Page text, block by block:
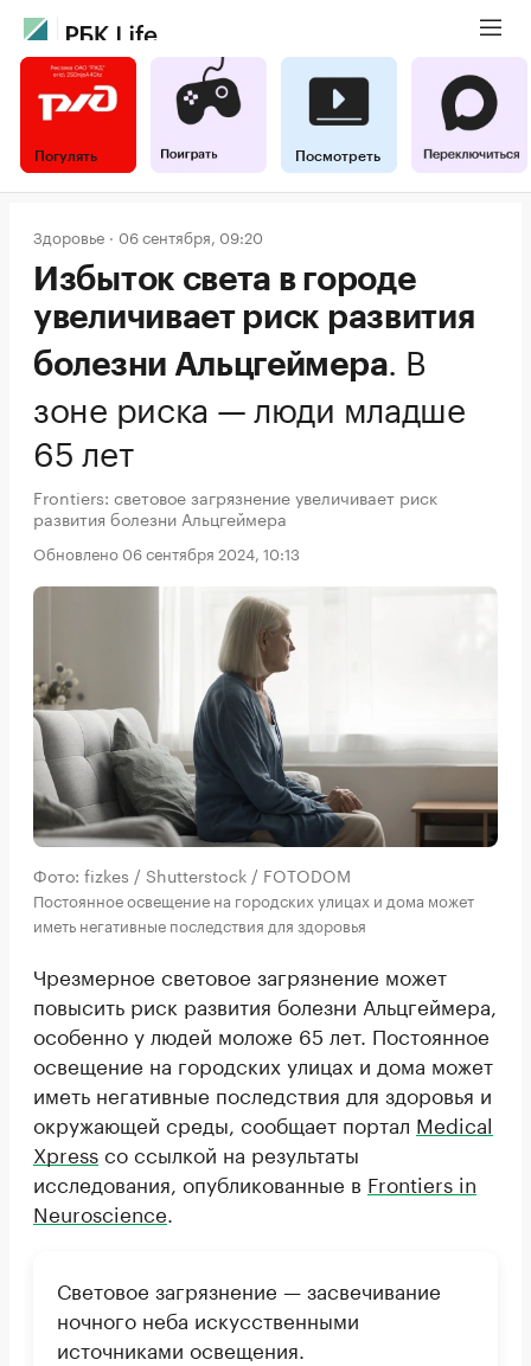
Погулять Посмотреть
Здоровье 06 сентября, 09:20
Избыток света в городе
увеличивает риск развития
болезни Альцгеймера. В
зоне риска — люди младше
65 лет
Frontiers: световое загрязнение увеличивает риск
развития болезни Альцгеймера
Обновлено 06 сентября 2024, 10:13
Фото: fizkes / Shutterstock / FOTODOM
Постоянное освещение на городских улицах и дома может
иметь негативные последствия для здоровья
Чрезмерное световое загрязнение может
повысить риск развития болезни Альцгеймера,
особенно у людей моложе 65 лет. Постоянное
освещение на городских улицах и дома может
иметь негативные последствия для здоровья и
окружающей среды, сообщает портал Medical
Xpressсо ссылкой на результаты
исследования, опубликованные в Frontiers in
Neuroscience
Световое загрязнение — засвечивание
ночного неба искусственными
источниками освещения.